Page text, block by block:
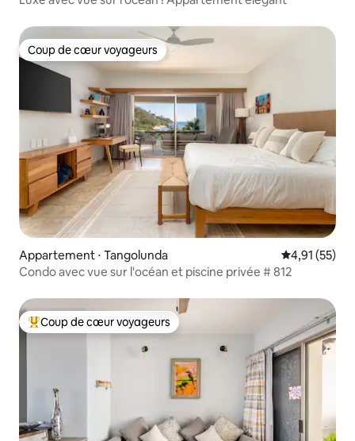
Coup de cœur voyageurs
Coup de cœur voyageurs
Appartement ⋅ Tangolunda Évaluation
4,91 (55)
Condo avec vue sur l'océan et piscine privée # 812
Coups de cœur voyageurs les plus appréciés
Coup de cœur voyageurs